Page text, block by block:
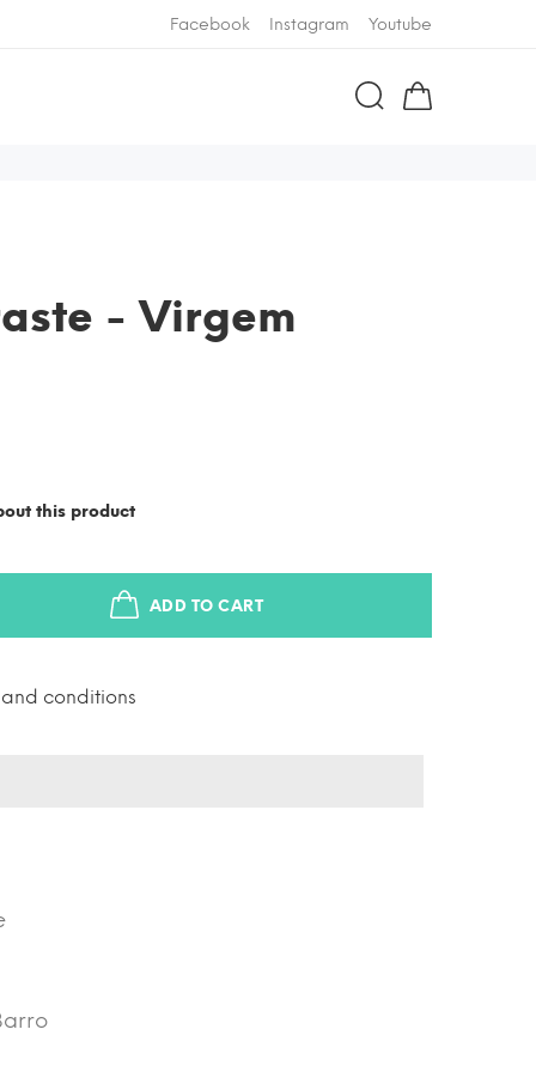
Facebook Instagram Youtube
- Virgem
this product
ADD TO CART
conditions